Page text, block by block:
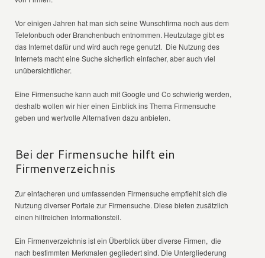
Vor einigen Jahren hat man sich seine Wunschfirma noch aus dem
Telefonbuch oder Branchenbuch entnommen. Heutzutage gibt es
das Internet dafür und wird auch rege genutzt. Die Nutzung des
Internets macht eine Suche sicherlich einfacher, aber auch viel
unübersichtlicher.
Eine Firmensuche kann auch mit Google und Co schwierig werden,
deshalb wollen wir hier einen Einblick ins Thema Firmensuche
geben und wertvolle Alternativen dazu anbieten.
Bei der Firmensuche hilft ein
Firmenverzeichnis
Zur einfacheren und umfassenden Firmensuche empfiehlt sich die
Nutzung diverser Portale zur Firmensuche. Diese bieten zusätzlich
einen hilfreichen Informationsteil.
Ein Firmenverzeichnis ist ein Überblick über diverse Firmen, die
nach bestimmten Merkmalen gegliedert sind. Die Untergliederung